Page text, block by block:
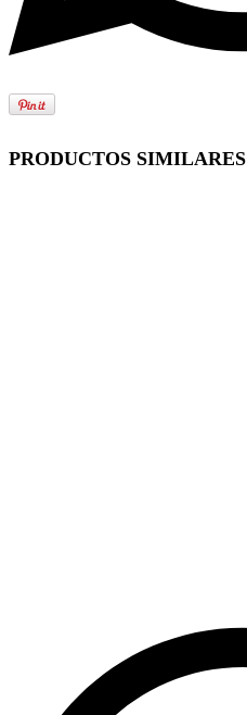
PRODUCTOS SIMILARES